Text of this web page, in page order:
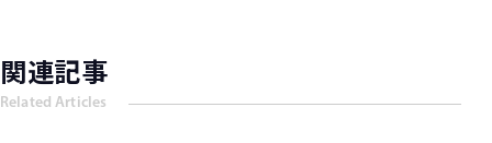
関連記事
Related Articles